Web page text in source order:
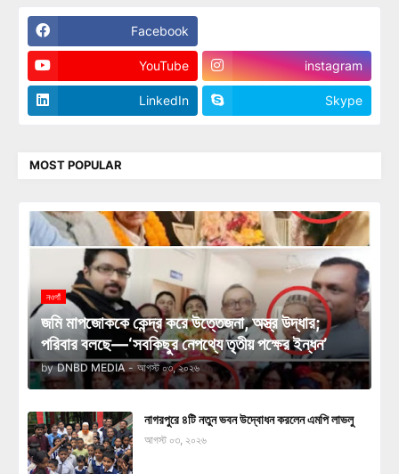
Facebook
YouTube instagram
LinkedIn Skype
MOST POPULAR
নওগাঁ
জমি মাপজোককে কেন্দ্র করে উত্তেজনা, অস্ত্র উদ্ধার;
পরিবার বলছে—‘সবকিছুর নেপথ্যে তৃতীয় পক্ষের ইন্ধন’
by DNBD MEDIA - আগস্ট ০৩, ২০২৬
নাগরপুরে ৪টি নতুন ভবন উদ্বোধন করলেন এমপি লাভলু
আগস্ট ০৩, ২০২৬